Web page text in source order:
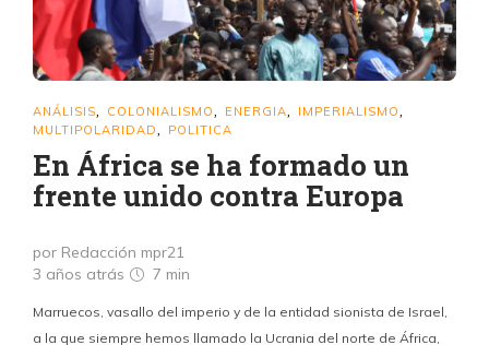
ANÁLISIS COLONIALISMO ENERGIA IMPERIALISMO
MULTIPOLARIDAD POLITICA
En África se ha formado un
frente unido contra Europa
por Redacción mpr21
3 años atrás
7 min
Marruecos, vasallo del imperio y de la entidad sionista de Israel,
a la que siempre hemos llamado la Ucrania del norte de África,